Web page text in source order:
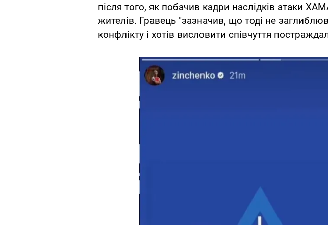
після того, як побачив кадри наслідків атаки
жителів. Гравець "зазначив, що тоді не
конфлікту і хотів висловити співчуття